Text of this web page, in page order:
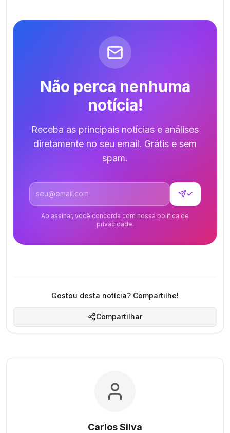
Não perca nenhuma
notícia!
Receba as principais notícias e análises
diretamente no seu email. Grátis e sem
spam.
Endereço de email
✓
Ao assinar, você concorda com nossa política de
privacidade.
Gostou desta notícia? Compartilhe!
Compartilhar
Carlos Silva